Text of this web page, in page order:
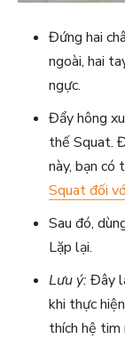
Đứng hai
ngoài, hai
ngực.
Đẩy hông
thế Squat.
này, bạn có
Squat đối
Sau đó,
Lặp lại.
Lưu ý:Đây
khi thực
thích hệ tim